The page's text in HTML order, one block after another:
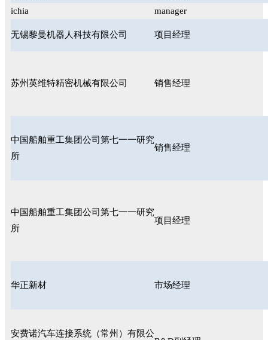
ichia
manager
无锡黎曼机器人科技有限公司 项目经理
苏州英维特精密机械有限公司 销售经理
中国船舶重工集团公司第七一一研究
所
销售经理
中国船舶重工集团公司第七一一研究
所
项目经理
华正新材 市场经理
安费诺汽车连接系统（常州）有限公